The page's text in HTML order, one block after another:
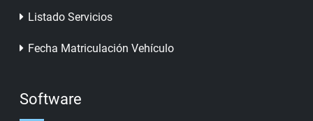
Listado Servicios
Fecha Matriculación Vehículo
Software